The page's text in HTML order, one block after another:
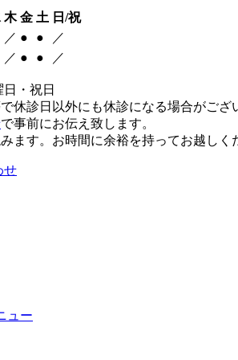
木 金 土 日/祝
／ ● ●
／
／ ● ● ／
・祝日
休診日以外にも休診になる場合がござ
で事前にお伝え致します。
ます。お時間に余裕を持ってお越しく
せ
ュー